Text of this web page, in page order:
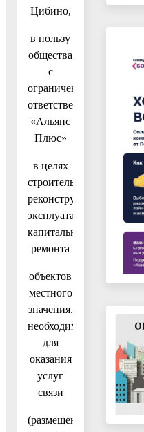
Цибино,
в пользу
общества
с
ограниченной
ответственностью
«Альянс
Плюс»
в целях
строительства,
реконструкции,
эксплуатации,
капитального
ремонта
объектов
местного
значения,
необходимых
для
оказания
услуг
связи
(размещение